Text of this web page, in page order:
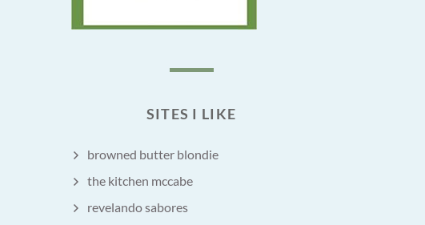
SITES I LIKE
browned butter blondie
the kitchen mccabe
revelando sabores